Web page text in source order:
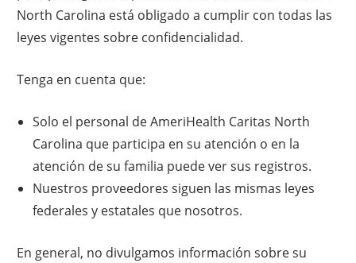
North Carolina está obligado a cumplir con todas las
leyes vigentes sobre confidencialidad.
Tenga en cuenta que:
Solo el personal de AmeriHealth Caritas North
Carolina que participa en su atención o en la
atención de su familia puede ver sus registros.
Nuestros proveedores siguen las mismas leyes
federales y estatales que nosotros.
En general, no divulgamos información sobre su